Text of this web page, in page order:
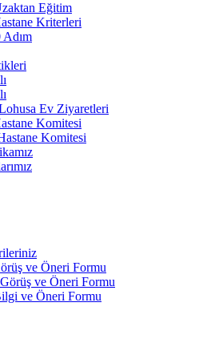
Eğitim
Kriterleri
Adım
Ev Ziyaretleri
Komitesi
Komitesi
ve Öneri Formu
Görüş ve Öneri Formu
ve Öneri Formu